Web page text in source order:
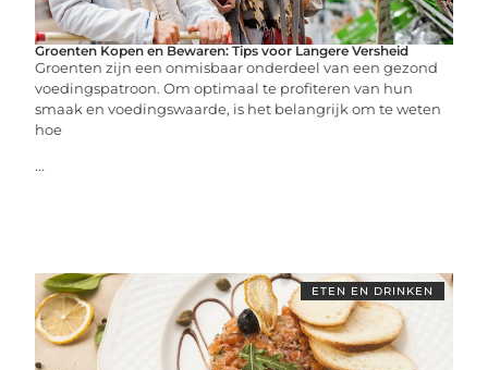
Groenten Kopen en Bewaren: Tips voor Langere Versheid
Groenten zijn een onmisbaar onderdeel van een gezond
voedingspatroon. Om optimaal te profiteren van hun
smaak en voedingswaarde, is het belangrijk om te weten
hoe
...
ETEN EN DRINKEN